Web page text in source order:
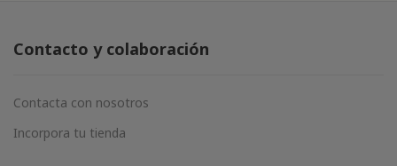
Contacto y colaboración
Contacta con nosotros
Incorpora tu tienda